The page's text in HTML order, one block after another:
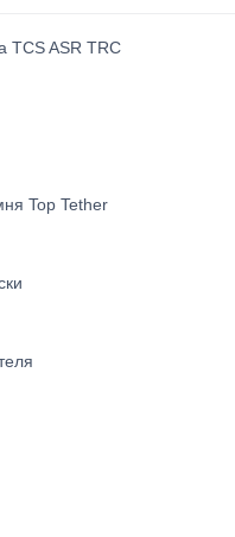
TCS ASR TRC
Top Tether